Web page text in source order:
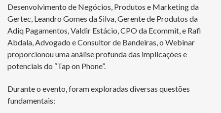
Desenvolvimento de Negócios, Produtos e Marketing da
Gertec, Leandro Gomes da Silva, Gerente de Produtos da
Adiq Pagamentos, Valdir Estácio, CPO da Ecommit, e Rafi
Abdala, Advogado e Consultor de Bandeiras, o Webinar
proporcionou uma análise profunda das implicações e
potenciais do “Tap on Phone”.
Durante o evento, foram exploradas diversas questões
fundamentais: